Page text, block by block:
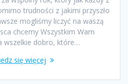
trudności z jakimi przyszło
mogliśmy liczyć na waszą
chcemy Wszystkim Wam
wszelkie dobro, które…
się więcej